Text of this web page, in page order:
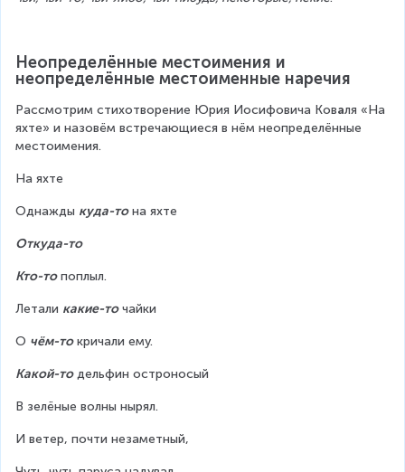
Неопределённые местоимения и
неопределённые местоименные наречия
Рассмотрим стихотворение Юрия Иосифовича Коваля «На
яхте» и назовём встречающиеся в нём неопределённые
местоимения.
На яхте
Однажды куда-то на яхте
Откуда-то
Кто-то поплыл.
Летали какие-то чайки
О чём-то кричали ему.
Какой-то дельфин остроносый
В зелёные волны нырял.
И ветер, почти незаметный,